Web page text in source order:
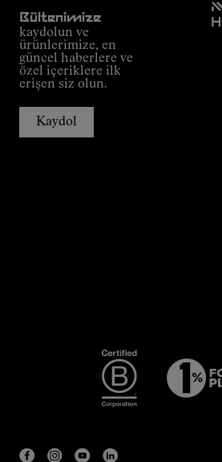
Bültenimize
kaydolun ve
ürünlerimize, en
güncel haberlere ve
özel içeriklere ilk
erişen siz olun.
Kaydol